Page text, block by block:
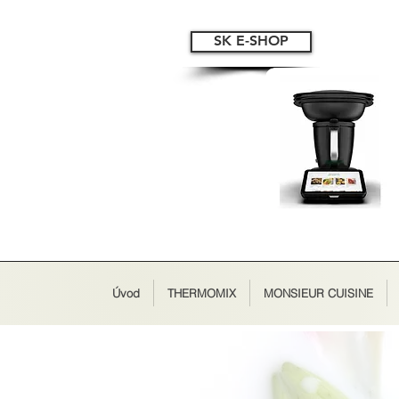
SK E-SHOP
Úvod THERMOMIX MONSIEUR CUISINE